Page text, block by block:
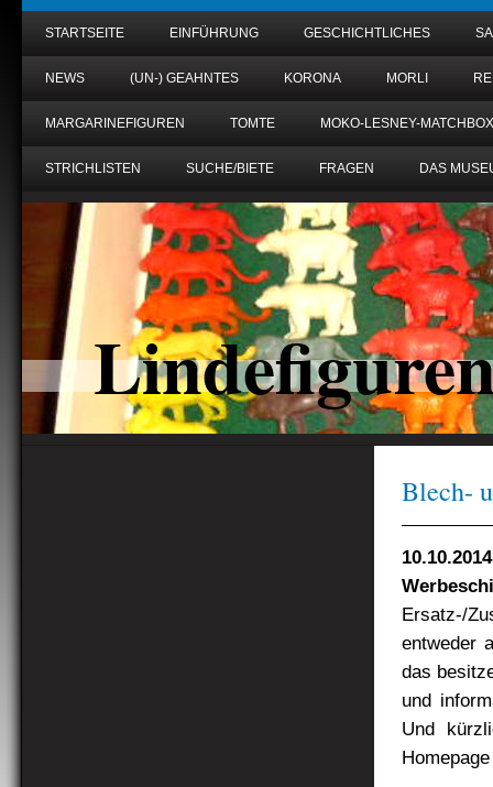
STARTSEITE EINFÜHRUNG GESCHICHTLICHES
NEWS (UN-) GEAHNTES KORONA MORLI
MARGARINEFIGUREN TOMTE MOKO-LESNEY-MATCHBOX
STRICHLISTEN SUCHE/BIETE FRAGEN DAS
Blech-
Ersatz-/
entweder
das
und
Und